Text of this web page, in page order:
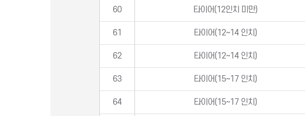
60 타이어(12인치 미만)
61 타이어(12∼14 인치)
62 타이어(12∼14 인치)
63 타이어(15∼17 인치)
64 타이어(15∼17 인치)